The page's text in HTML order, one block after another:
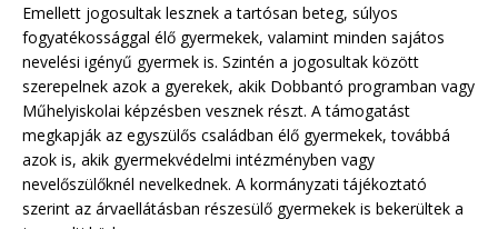
Emellett jogosultak lesznek a tartósan beteg, súlyos
fogyatékossággal élő gyermekek, valamint minden sajátos
nevelési igényű gyermek is. Szintén a jogosultak között
szerepelnek azok a gyerekek, akik Dobbantó programban vagy
Műhelyiskolai képzésben vesznek részt. A támogatást
megkapják az egyszülős családban élő gyermekek, továbbá
azok is, akik gyermekvédelmi intézményben vagy
nevelőszülőknél nevelkednek. A kormányzati tájékoztató
szerint az árvaellátásban részesülő gyermekek is bekerültek a